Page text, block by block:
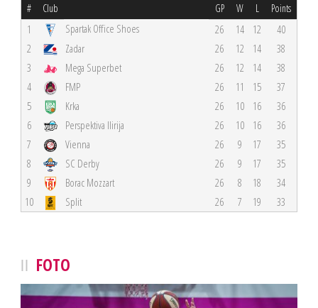
# Club GP W L Points
1 Spartak Office Shoes 26 14 12
40
2
Zadar 26 12 14
38
3
Mega Superbet 26 12 14
38
4
FMP 26 11 15
37
5
Krka 26 10 16
36
6
Perspektiva Ilirija 26 10 16
36
7
Vienna 26 9 17
35
8
SC Derby 26 9 17
35
9
Borac Mozzart 26 8 18
34
10
Split 26 7 19 33
FOTO